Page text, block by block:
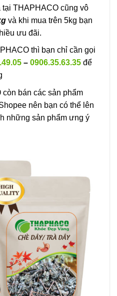
THAPHACO cũng vô
và khi mua trên 5kg bạn
ưu đãi.
thì bạn chỉ cần gọi
– 0906.35.63.35để
bán các sản phẩm
nên bạn có thể lên
những sản phẩm ưng ý